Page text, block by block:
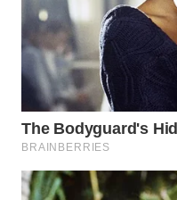
WN
NATUNA
WN
BINTAN
WN
MANDALIKA